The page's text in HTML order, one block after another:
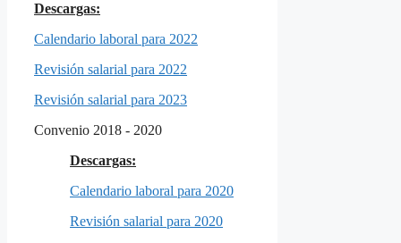
Descargas:
Calendario laboral para 2022
Revisión salarial para 2022
Revisión salarial para 2023
Convenio 2018 - 2020
Descargas:
Calendario laboral para 2020
Revisión salarial para 2020